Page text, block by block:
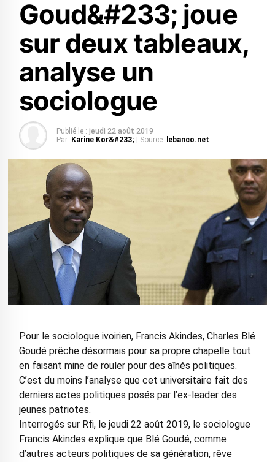
Goud&#233; joue
sur deux tableaux,
analyse un
sociologue
Publié le : jeudi 22 août 2019
Par: Karine Kor&#233; | Source: lebanco.net
Pour le sociologue ivoirien, Francis Akindes, Charles Blé
Goudé prêche désormais pour sa propre chapelle tout
en faisant mine de rouler pour des aînés politiques.
C’est du moins l’analyse que cet universitaire fait des
derniers actes politiques posés par l’ex-leader des
jeunes patriotes.
Interrogés sur Rfi, le jeudi 22 août 2019, le sociologue
Francis Akindes explique que Blé Goudé, comme
d’autres acteurs politiques de sa génération, rêve